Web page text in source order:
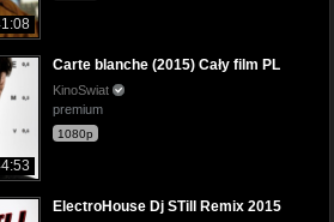
Carte blanche (2015) Cały film PL
KinoSwiat
premium
1080p
ElectroHouse Dj STill Remix 2015